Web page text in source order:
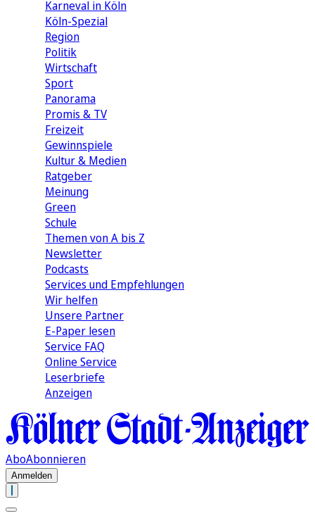
Karneval in Köln
Köln-Spezial
Region
Politik
Wirtschaft
Sport
Panorama
Promis & TV
Freizeit
Gewinnspiele
Kultur & Medien
Ratgeber
Meinung
Green
Schule
Themen von A bis Z
Newsletter
Podcasts
Services und Empfehlungen
Wir helfen
Unsere Partner
E-Paper lesen
Service FAQ
Online Service
Leserbriefe
Anzeigen
AboAbonnieren
Anmelden